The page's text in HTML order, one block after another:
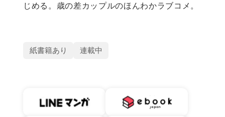
じめる。歳の差カップルのほんわかラブコメ。
紙書籍あり 連載中